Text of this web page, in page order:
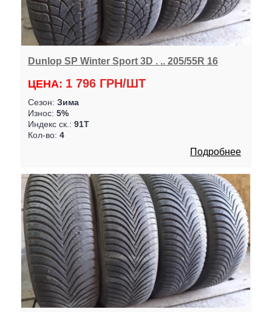
Dunlop SP Winter Sport 3D . .. 205/55R 16
ЦЕНА: 1 796 ГРН/ШТ
Сезон: Зима
Износ: 5%
Индекс ск.: 91T
Кол-во: 4
Подробнее